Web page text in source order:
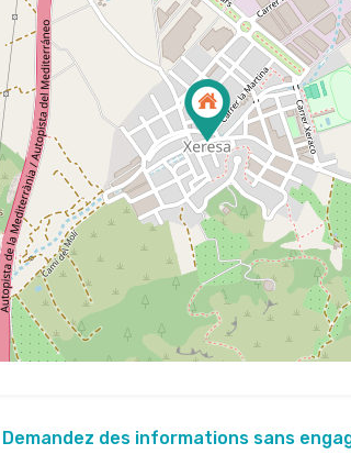
Demandez des informations sans